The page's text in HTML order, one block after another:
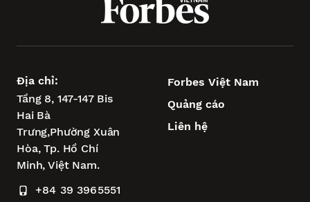
Địa chỉ:
Tầng 8, 147-147 Bis
Hai Bà
Trưng,Phường Xuân
Hòa,Tp. Hồ Chí
Minh, Việt Nam.
+84 39 3965551
Forbes Việt Nam
Quảng cáo
Liên hệ